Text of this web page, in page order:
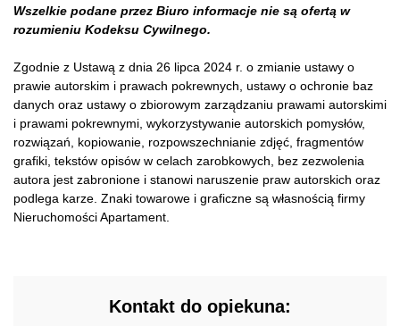
Wszelkie podane przez Biuro informacje nie są ofertą w
rozumieniu Kodeksu Cywilnego.
Zgodnie z Ustawą z dnia 26 lipca 2024 r. o zmianie ustawy o
prawie autorskim i prawach pokrewnych, ustawy o ochronie baz
danych oraz ustawy o zbiorowym zarządzaniu prawami autorskimi
i prawami pokrewnymi, wykorzystywanie autorskich pomysłów,
rozwiązań, kopiowanie, rozpowszechnianie zdjęć, fragmentów
grafiki, tekstów opisów w celach zarobkowych, bez zezwolenia
autora jest zabronione i stanowi naruszenie praw autorskich oraz
podlega karze. Znaki towarowe i graficzne są własnością firmy
Nieruchomości Apartament.
Kontakt do opiekuna: